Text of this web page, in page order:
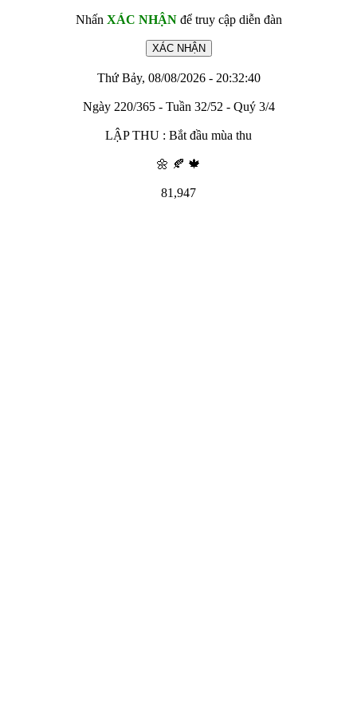
Nhấn XÁC NHẬNđể truy cập diễn đàn
Thứ Bảy, 08/08/2026 - 20:32:40
Ngày 220/365 - Tuần 32/52 - Quý 3/4
LẬP THU : Bắt đầu mùa thu
🌼 🍂 🍁
81,947